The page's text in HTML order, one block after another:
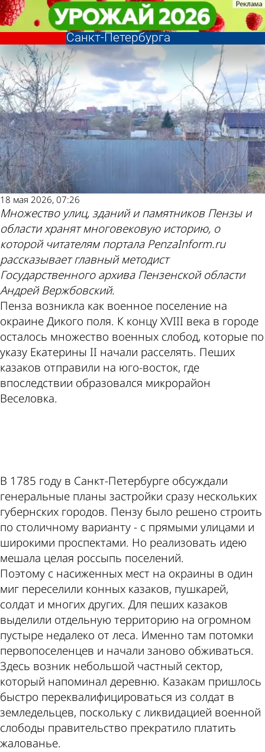
История Пензы: Веселовка
образовалась благодаря указу из
Санкт-Петербурга
История
18 мая 2026, 07:26
Множество улиц, зданий и памятников Пензы и
области хранят многовековую историю, о
которой читателям портала PenzaInform.ru
рассказывает главный методист
Государственного архива Пензенской области
Андрей Вержбовский.
Пенза возникла как военное поселение на
окраине Дикого поля. К концу XVIII века в городе
осталось множество военных слобод, которые по
указу Екатерины II начали расселять. Пеших
казаков отправили на юго-восток, где
впоследствии образовался микрорайон
Веселовка.
В 1785 году в Санкт-Петербурге обсуждали
генеральные планы застройки сразу нескольких
губернских городов. Пензу было решено строить
по столичному варианту - с прямыми улицами и
широкими проспектами. Но реализовать идею
мешала целая россыпь поселений.
Поэтому с насиженных мест на окраины в один
миг переселили конных казаков, пушкарей,
солдат и многих других. Для пеших казаков
выделили отдельную территорию на огромном
пустыре недалеко от леса. Именно там потомки
первопоселенцев и начали заново обживаться.
Здесь возник небольшой частный сектор,
который напоминал деревню. Казакам пришлось
быстро переквалифицироваться из солдат в
земледельцев, поскольку с ликвидацией военной
слободы правительство прекратило платить
жалованье.
История Пензы: Веселовка
образовалась благодаря указу из
Санкт-Петербурга
История
Другие новости
по теме
Погода и курсы
валют в Пензе